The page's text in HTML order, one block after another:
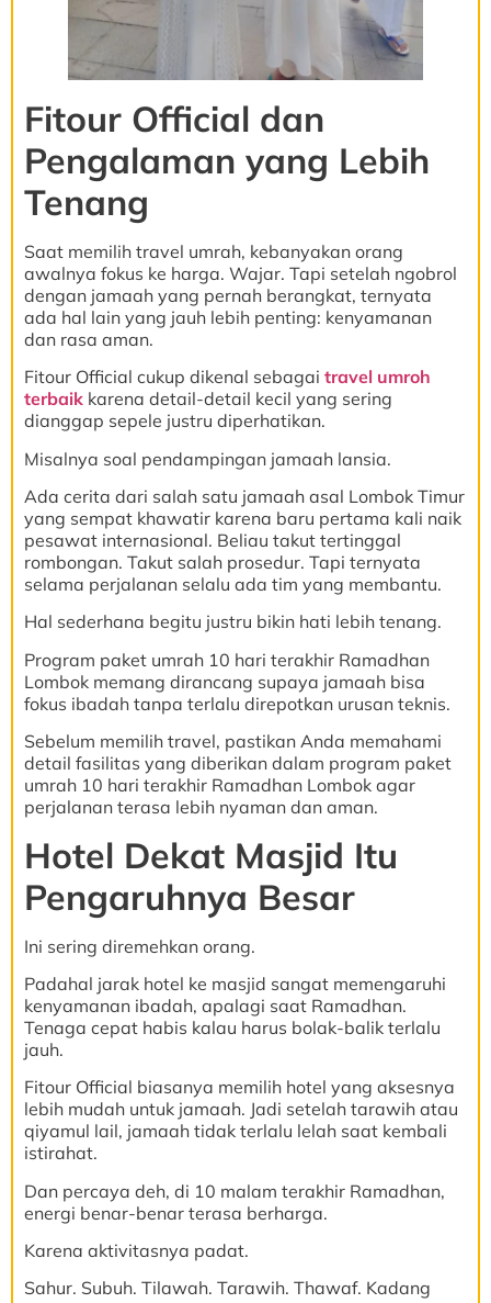
Fitour Official dan
Pengalaman yang Lebih
Tenang
Saat memilih travel umrah, kebanyakan orang
awalnya fokus ke harga. Wajar. Tapi setelah ngobrol
dengan jamaah yang pernah berangkat, ternyata
ada hal lain yang jauh lebih penting: kenyamanan
dan rasa aman.
Fitour Official cukup dikenal sebagai travel umroh
terbaik karena detail-detail kecil yang sering
dianggap sepele justru diperhatikan.
Misalnya soal pendampingan jamaah lansia.
Ada cerita dari salah satu jamaah asal Lombok Timur
yang sempat khawatir karena baru pertama kali naik
pesawat internasional. Beliau takut tertinggal
rombongan. Takut salah prosedur. Tapi ternyata
selama perjalanan selalu ada tim yang membantu.
Hal sederhana begitu justru bikin hati lebih tenang.
Program paket umrah 10 hari terakhir Ramadhan
Lombok memang dirancang supaya jamaah bisa
fokus ibadah tanpa terlalu direpotkan urusan teknis.
Sebelum memilih travel, pastikan Anda memahami
detail fasilitas yang diberikan dalam program paket
umrah 10 hari terakhir Ramadhan Lombok agar
perjalanan terasa lebih nyaman dan aman.
Hotel Dekat Masjid Itu
Pengaruhnya Besar
Ini sering diremehkan orang.
Padahal jarak hotel ke masjid sangat memengaruhi
kenyamanan ibadah, apalagi saat Ramadhan.
Tenaga cepat habis kalau harus bolak-balik terlalu
jauh.
Fitour Official biasanya memilih hotel yang aksesnya
lebih mudah untuk jamaah. Jadi setelah tarawih atau
qiyamul lail, jamaah tidak terlalu lelah saat kembali
istirahat.
Dan percaya deh, di 10 malam terakhir Ramadhan,
energi benar-benar terasa berharga.
Karena aktivitasnya padat.
Sahur. Subuh. Tilawah. Tarawih. Thawaf. Kadang